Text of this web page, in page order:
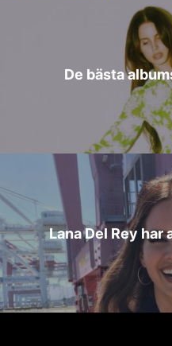
De bästa
Lana Del Rey